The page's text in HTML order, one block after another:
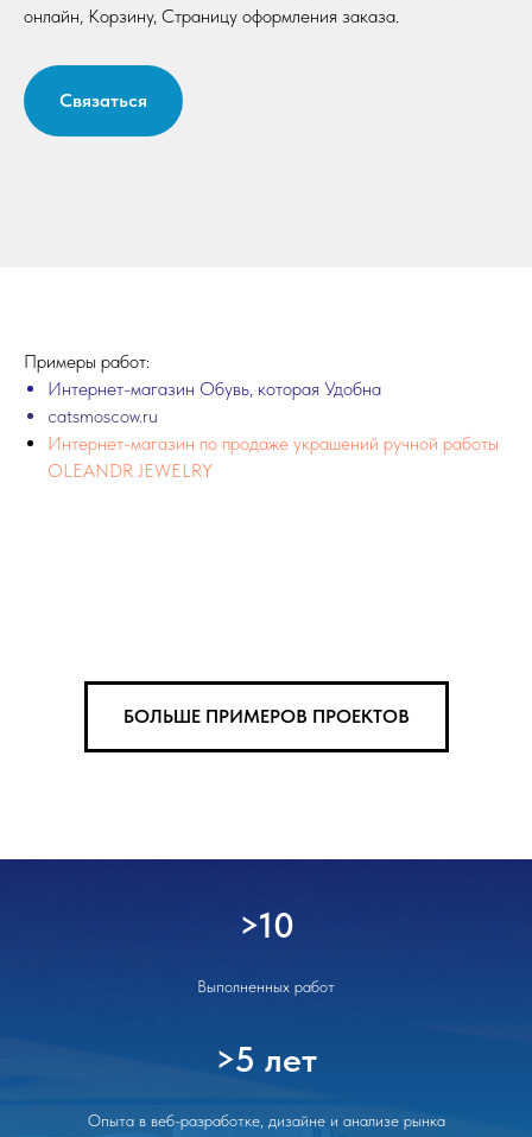
онлайн, Корзину, Страницу оформления заказа.
Связаться
Примеры работ:
Интернет-магазин Обувь, которая Удобна
catsmoscow.ru
Интернет-магазин по продаже украшений ручной работы
OLEANDR JEWELRY
БОЛЬШЕ ПРИМЕРОВ ПРОЕКТОВ
>10
Выполненных работ
>5 лет
Опыта в веб-разработке, дизайне и анализе рынка